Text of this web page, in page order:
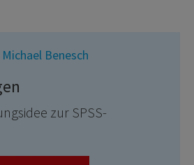
Michael Benesch
zur SPSS-